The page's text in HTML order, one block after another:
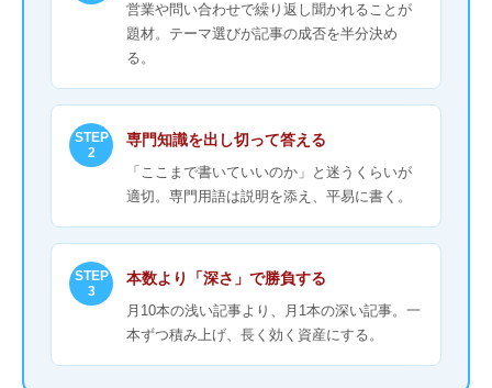
営業や問い合わせで繰り返し聞かれることが
題材。テーマ選びが記事の成否を半分決め
る。
STEP
2
専門知識を出し切って答える
「ここまで書いていいのか」と迷うくらいが
適切。専門用語は説明を添え、平易に書く。
STEP
3
本数より「深さ」で勝負する
月10本の浅い記事より、月1本の深い記事。一
本ずつ積み上げ、長く効く資産にする。